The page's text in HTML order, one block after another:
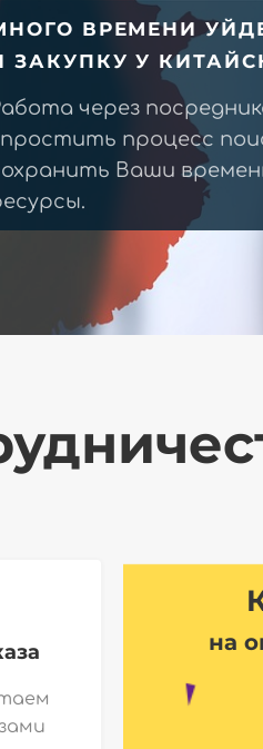
ВРЕМЕНИ
ЗАКУПКУ У
через
процесс
Ваши
на